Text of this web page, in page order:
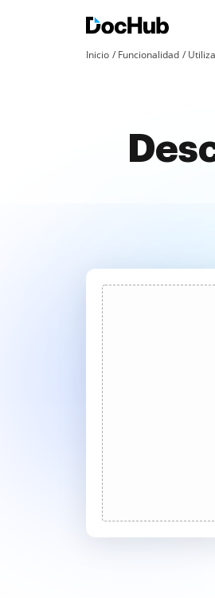
Inicio Funcionalidad